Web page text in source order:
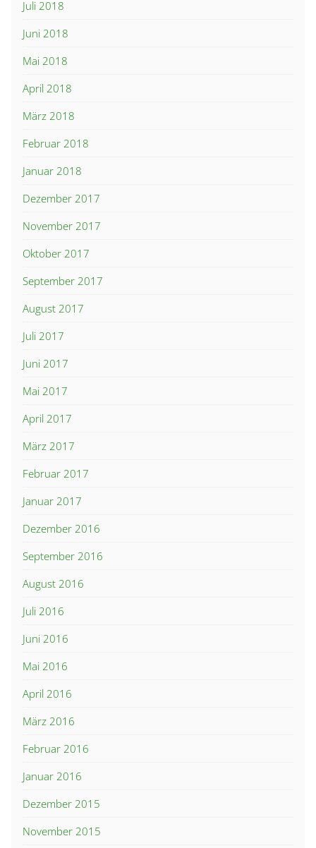
Juli 2018
Juni 2018
Mai 2018
April 2018
März 2018
Februar 2018
Januar 2018
Dezember 2017
November 2017
Oktober 2017
September 2017
August 2017
Juli 2017
Juni 2017
Mai 2017
April 2017
März 2017
Februar 2017
Januar 2017
Dezember 2016
September 2016
August 2016
Juli 2016
Juni 2016
Mai 2016
April 2016
März 2016
Februar 2016
Januar 2016
Dezember 2015
November 2015